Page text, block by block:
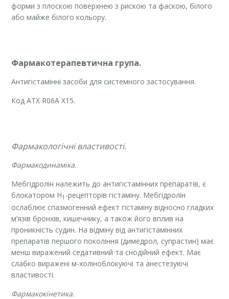
форми з плоскою поверхнею з рискою та фаскою, білого
або майже білого кольору.
Фармакотерапевтична група.
Антигістамінні засоби для системного застосування.
Код ATХ R06A X15.
Фармакологічні властивості.
Фармакодинаміка.
Мебгідролін належить до антигістамінних препаратів, є
блокатором Н1 -рецепторів гістаміну. Мебгідролін
ослаблює спазмогенний ефект гістаміну відносно гладких
м’язів бронхів, кишечнику, а також його вплив на
проникність судин. На відміну від антигістамінних
препаратів першого покоління (димедрол, супрастин) має
менш виражений седативний та снодійний ефект. Має
слабко виражені м-холіноблокуючі та анестезуючі
властивості.
Фармакокінетика.